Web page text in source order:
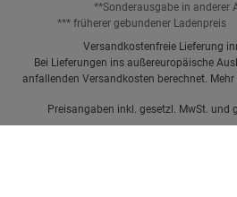
**Sonderausgabe in anderer
*** früherer gebundener Ladenpreis
Versandkostenfreie Lieferung
Bei Lieferungen ins außereuropäische
anfallenden Versandkosten berechnet.
Preisangaben inkl. gesetzl. MwSt. und